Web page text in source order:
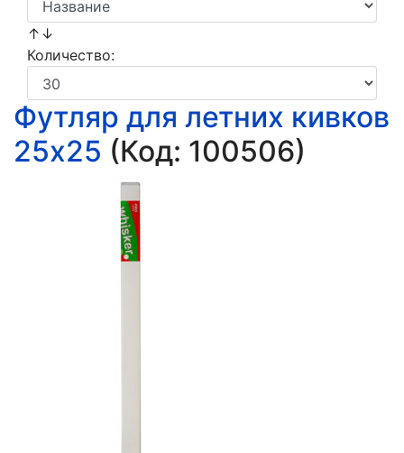
↑↓
Количество:
Футляр для летних кивков
25х25 (Код: 100506)